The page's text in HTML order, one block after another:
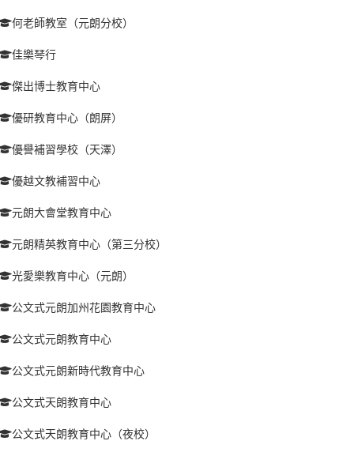
何老師教室（元朗分校）
佳樂琴行
傑出博士教育中心
優研教育中心（朗屏）
優譽補習學校（天澤）
優越文教補習中心
元朗大會堂教育中心
元朗精英教育中心（第三分校）
光愛樂教育中心（元朗）
公文式元朗加州花園教育中心
公文式元朗教育中心
公文式元朗新時代教育中心
公文式天朗教育中心
公文式天朗教育中心（夜校）